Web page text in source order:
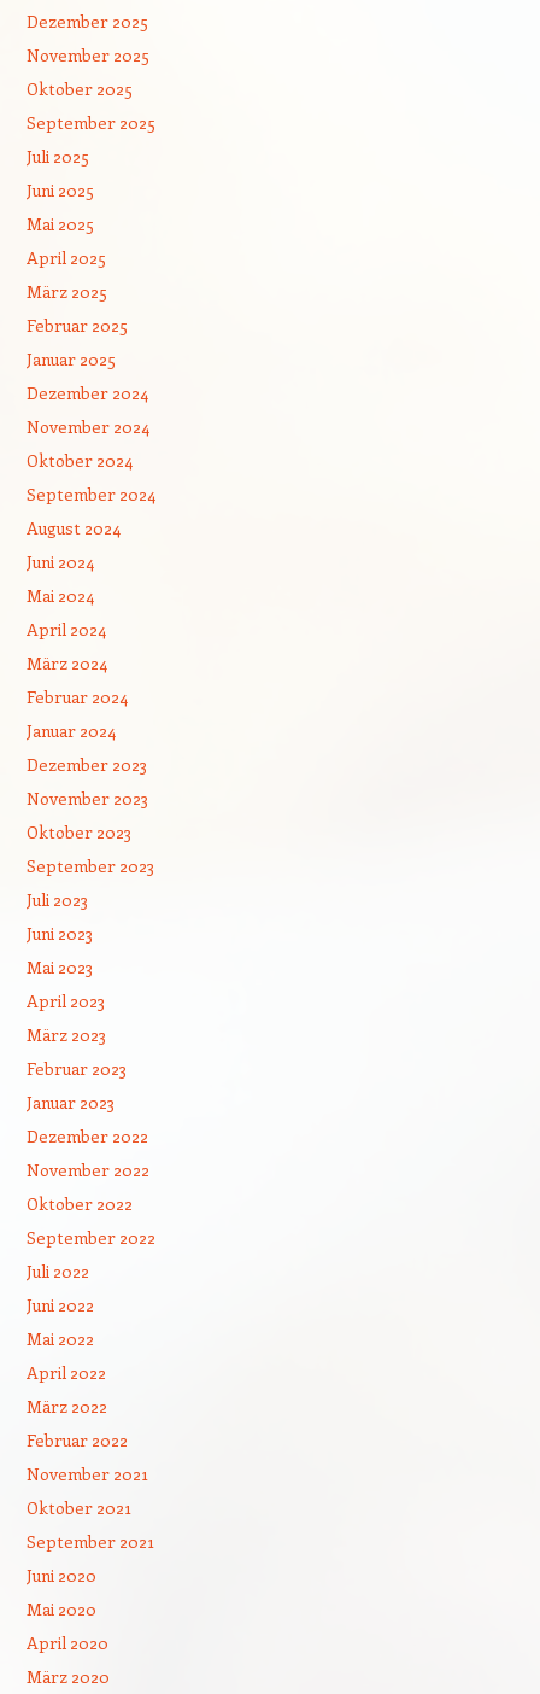
Dezember 2025
November 2025
Oktober 2025
September 2025
Juli 2025
Juni 2025
Mai 2025
April 2025
März 2025
Februar 2025
Januar 2025
Dezember 2024
November 2024
Oktober 2024
September 2024
August 2024
Juni 2024
Mai 2024
April 2024
März 2024
Februar 2024
Januar 2024
Dezember 2023
November 2023
Oktober 2023
September 2023
Juli 2023
Juni 2023
Mai 2023
April 2023
März 2023
Februar 2023
Januar 2023
Dezember 2022
November 2022
Oktober 2022
September 2022
Juli 2022
Juni 2022
Mai 2022
April 2022
März 2022
Februar 2022
November 2021
Oktober 2021
September 2021
Juni 2020
Mai 2020
April 2020
März 2020